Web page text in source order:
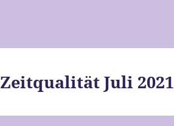
Zeitqualität Juli 2021